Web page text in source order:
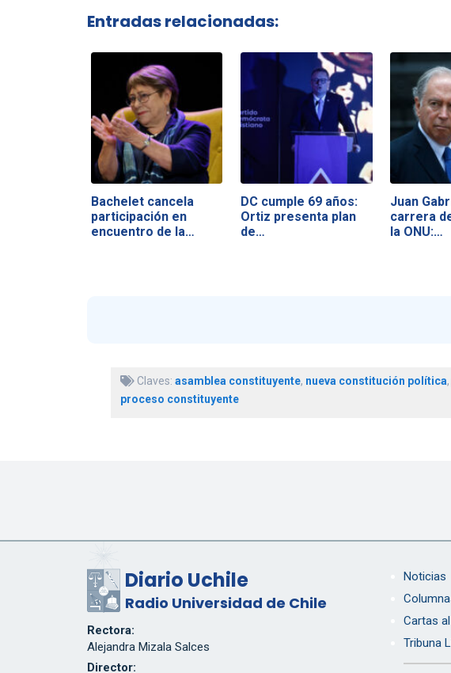
Entradas relacionadas:
Bachelet cancela
participación en
encuentro de la…
DC cumple 69 años:
Ortiz presenta plan
de…
Juan
carrera
la ONU:…
Claves: asamblea constituyente, nueva constitución política,
proceso constituyente
Diario Uchile
Radio Universidad de Chile
Rectora:
Alejandra Mizala Salces
Director:
Noticias
Cartas
Tribuna